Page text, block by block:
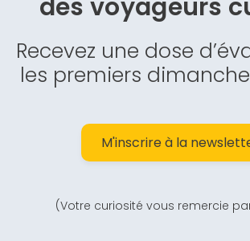
desvoyageurs
Recevez une dose
les premiers
M'inscrire à la
(Votre curiosité vous remercie